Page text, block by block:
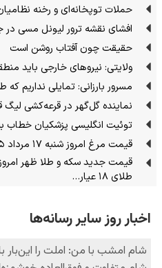
حملات توپخانه‌ای و رخنه
افشای نقشه ترور لیونل مسی در جام
حقیقت چون آفتاب روشن است
ولایتی: نیروهای خارجی باید
مسرور بارزانی: تمایلی نداریم
نماینده گل‌گهر در قرعه‌کشی
توئیت انگلیسی پزشکیان خطاب به
قیمت مرغ امروز شنبه ۱۷ مرداد ۱۴۰۵
طلای ۱۸ عیار…